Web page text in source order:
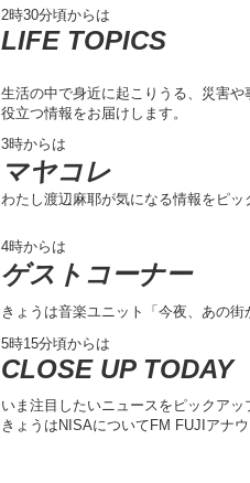
2時30分頃からは
LIFE TOPICS
生活の中で身近に起こりうる、災害
役立つ情報をお届けします。
3時からは
マヤコレ
わたし渡辺麻耶が気になる情報をピ
4時からは
ゲストコーナー
きょうは音楽ユニット「今夜、あの
5時15分頃からは
CLOSE UP
いま注目したいニュースをピックアッ
きょうはNISAについてFM FUJIアナ